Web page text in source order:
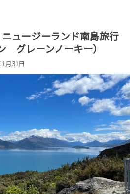
ュージーランド南島旅行
グレーンノーキー）
月31日